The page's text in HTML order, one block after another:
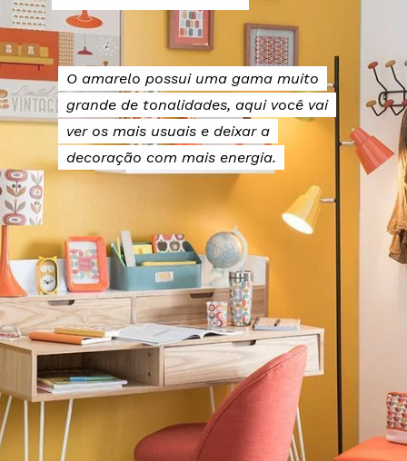
O amarelo possui uma gama muito
grande de tonalidades, aqui você vai
ver os mais usuais e deixar a
decoração com mais energia.
O amarelo possui uma gama muito
grande de tonalidades, aqui você vai
ver os mais usuais e deixar a
decoração com mais energia.